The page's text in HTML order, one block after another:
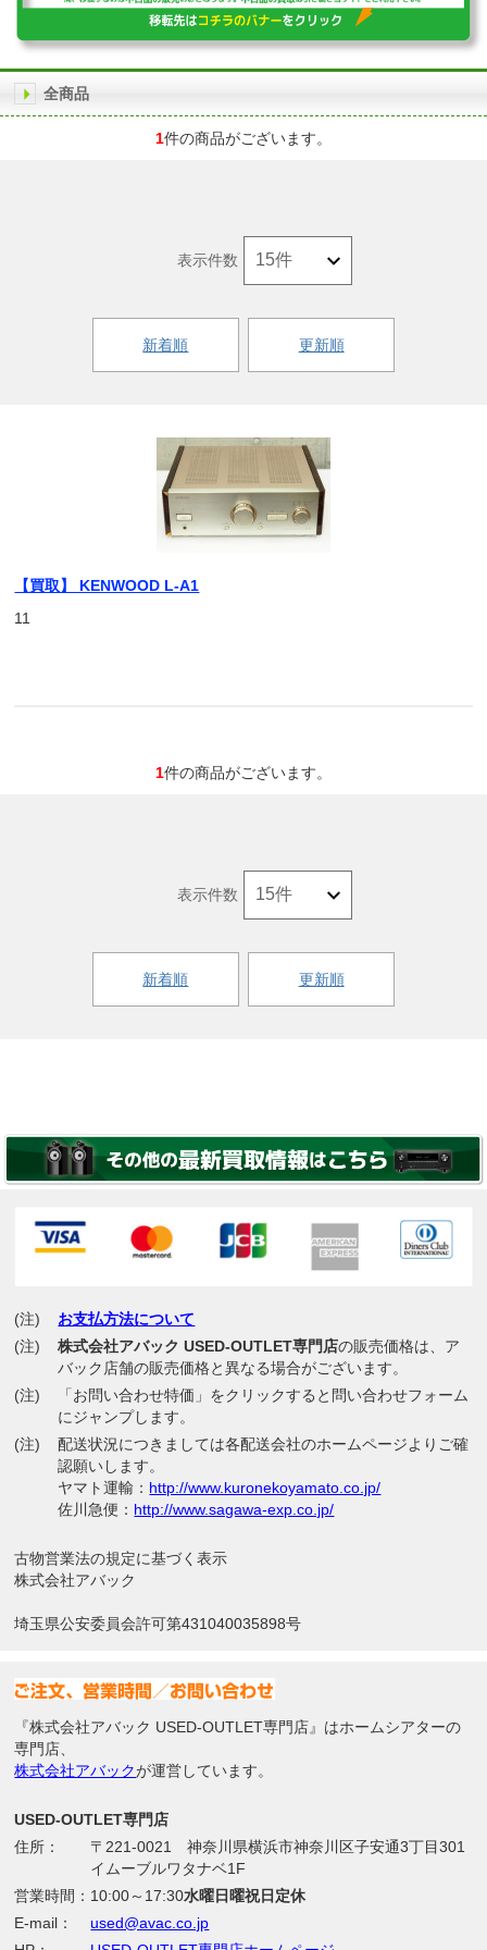
全商品
1件の商品がございます。
新着順 更新順
表示件数
【買取】 KENWOOD L-A1
11
1件の商品がございます。
新着順 更新順
表示件数
(注)
お支払方法について
(注)
株式会社アバック USED-OUTLET専門店の販売価格は、ア
バック店舗の販売価格と異なる場合がございます。
(注)
「お問い合わせ特価」をクリックすると問い合わせフォーム
にジャンプします。
(注)
配送状況につきましては各配送会社のホームページよりご確
認願いします。
ヤマト運輸： http://www.kuronekoyamato.co.jp/
佐川急便： http://www.sagawa-exp.co.jp/
古物営業法の規定に基づく表示
株式会社アバック
埼玉県公安委員会許可第431040035898号
『株式会社アバック USED-OUTLET専門店』はホームシアターの
専門店、
株式会社アバックが運営しています。
USED-OUTLET専門店
住所：
〒221-0021 神奈川県横浜市神奈川区子安通3丁目301
イムーブルワタナベ1F
営業時間： 10:00～17:30水曜日曜祝日定休
E-mail：
used@avac.co.jp